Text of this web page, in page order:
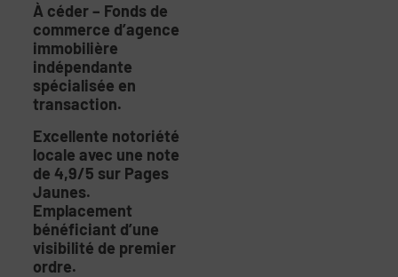
À céder – Fonds de
commerce d’agence
immobilière
indépendante
spécialisée en
transaction.
Excellente notoriété
locale avec une note
de 4,9/5 sur Pages
Jaunes.
Emplacement
bénéficiant d’une
visibilité de premier
ordre.